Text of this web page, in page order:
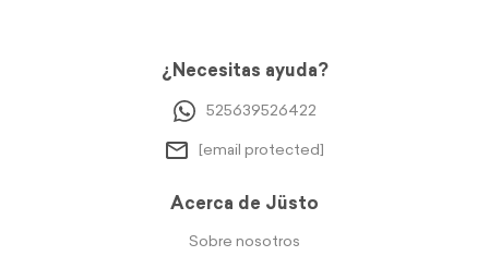
¿Necesitas ayuda?
525639526422
[email protected]
Acerca de Jüsto
Sobre nosotros